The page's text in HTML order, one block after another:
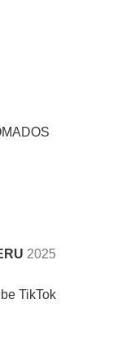
2025
TikTok